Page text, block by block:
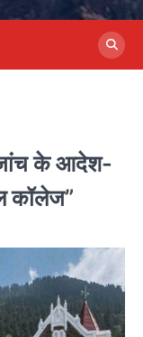
जांच के आदेश-
कॉलेज”